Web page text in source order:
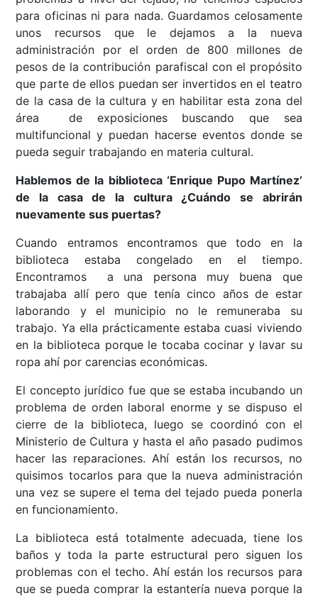
para oficinas ni para nada. Guardamos celosamente
unos recursos que le dejamos a la nueva
administración por el orden de 800 millones de
pesos de la contribución parafiscal con el propósito
que parte de ellos puedan ser invertidos en el teatro
de la casa de la cultura y en habilitar esta zona del
área de exposiciones buscando que sea
multifuncional y puedan hacerse eventos donde se
pueda seguir trabajando en materia cultural.
Hablemos de la biblioteca ‘Enrique Pupo Martínez’
de la casa de la cultura ¿Cuándo se abrirán
nuevamente sus puertas?
Cuando entramos encontramos que todo en la
biblioteca estaba congelado en el tiempo.
Encontramos a una persona muy buena que
trabajaba allí pero que tenía cinco años de estar
laborando y el municipio no le remuneraba su
trabajo. Ya ella prácticamente estaba cuasi viviendo
en la biblioteca porque le tocaba cocinar y lavar su
ropa ahí por carencias económicas.
El concepto jurídico fue que se estaba incubando un
problema de orden laboral enorme y se dispuso el
cierre de la biblioteca, luego se coordinó con el
Ministerio de Cultura y hasta el año pasado pudimos
hacer las reparaciones. Ahí están los recursos, no
quisimos tocarlos para que la nueva administración
una vez se supere el tema del tejado pueda ponerla
en funcionamiento.
La biblioteca está totalmente adecuada, tiene los
baños y toda la parte estructural pero siguen los
problemas con el techo. Ahí están los recursos para
que se pueda comprar la estantería nueva porque la